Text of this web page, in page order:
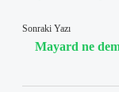
Sonraki Yazı
Mayard ne